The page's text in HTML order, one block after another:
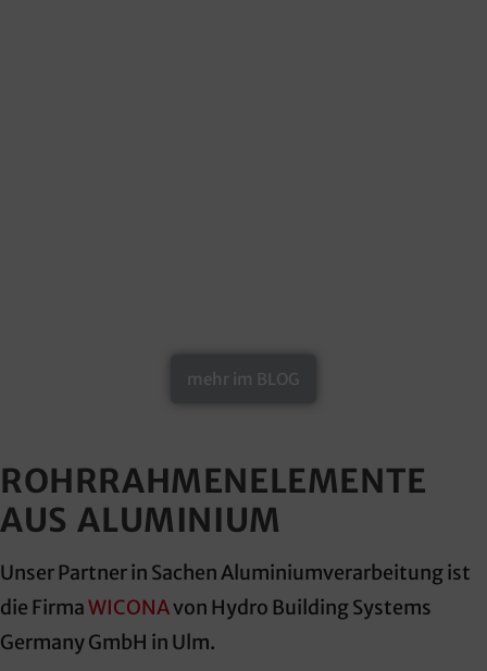
mehr im BLOG
ROHRRAHMENELEMENTE
AUS ALUMINIUM
Unser Partner in Sachen Aluminiumverarbeitung ist
die FirmaWICONAvon Hydro Building Systems
Germany GmbH in Ulm.